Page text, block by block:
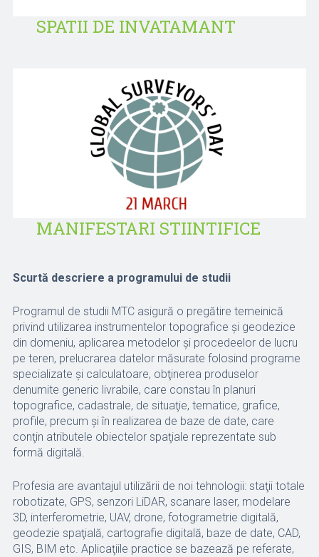
SPATII DE INVATAMANT
MANIFESTARI STIINTIFICE
Scurtă descriere a programului de studii
Programul de studii MTC asigură o pregătire temeinică
privind utilizarea instrumentelor topografice şi geodezice
din domeniu, aplicarea metodelor şi procedeelor de lucru
pe teren, prelucrarea datelor măsurate folosind programe
specializate şi calculatoare, obţinerea produselor
denumite generic livrabile, care constau în planuri
topografice, cadastrale, de situaţie, tematice, grafice,
profile, precum şi în realizarea de baze de date, care
conţin atributele obiectelor spaţiale reprezentate sub
formă digitală.
Profesia are avantajul utilizării de noi tehnologii: staţii totale
robotizate, GPS, senzori LiDAR, scanare laser, modelare
3D, interferometrie, UAV, drone, fotogrametrie digitală,
geodezie spaţială, cartografie digitală, baze de date, CAD,
GIS, BIM etc. Aplicaţiile practice se bazează pe referate,